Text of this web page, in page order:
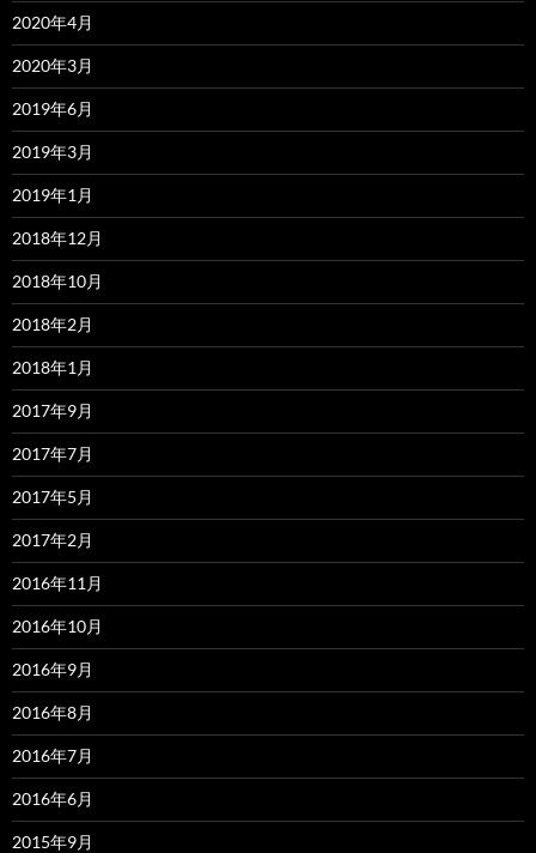
2020年4月
2020年3月
2019年6月
2019年3月
2019年1月
2018年12月
2018年10月
2018年2月
2018年1月
2017年9月
2017年7月
2017年5月
2017年2月
2016年11月
2016年10月
2016年9月
2016年8月
2016年7月
2016年6月
2015年9月